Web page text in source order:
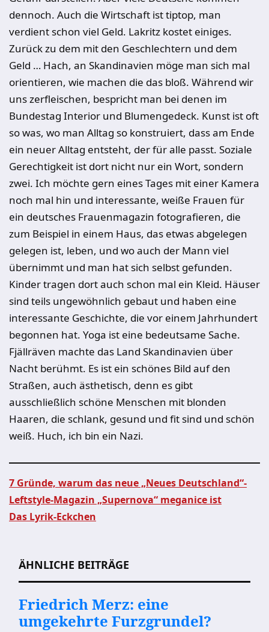
dennoch. Auch die Wirtschaft ist tiptop, man
verdient schon viel Geld. Lakritz kostet einiges.
Zurück zu dem mit den Geschlechtern und dem
Geld … Hach, an Skandinavien möge man sich mal
orientieren, wie machen die das bloß. Während wir
uns zerfleischen, bespricht man bei denen im
Bundestag Interior und Blumengedeck. Kunst ist oft
so was, wo man Alltag so konstruiert, dass am Ende
ein neuer Alltag entsteht, der für alle passt. Soziale
Gerechtigkeit ist dort nicht nur ein Wort, sondern
zwei. Ich möchte gern eines Tages mit einer Kamera
noch mal hin und interessante, weiße Frauen für
ein deutsches Frauenmagazin fotografieren, die
zum Beispiel in einem Haus, das etwas abgelegen
gelegen ist, leben, und wo auch der Mann viel
übernimmt und man hat sich selbst gefunden.
Kinder tragen dort auch schon mal ein Kleid. Häuser
sind teils ungewöhnlich gebaut und haben eine
interessante Geschichte, die vor einem Jahrhundert
begonnen hat. Yoga ist eine bedeutsame Sache.
Fjällräven machte das Land Skandinavien über
Nacht berühmt. Es ist ein schönes Bild auf den
Straßen, auch ästhetisch, denn es gibt
ausschließlich schöne Menschen mit blonden
Haaren, die schlank, gesund und fit sind und schön
weiß. Huch, ich bin ein Nazi.
Beitragsnavigation
7 Gründe, warum das neue „Neues Deutschland“-
Leftstyle-Magazin „Supernova“ meganice ist
Das Lyrik-Eckchen
ÄHNLICHE BEITRÄGE
Friedrich Merz: eine
umgekehrte Furzgrundel?